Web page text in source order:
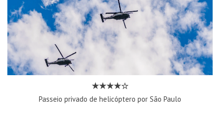
Passeio privado de helicóptero por São Paulo